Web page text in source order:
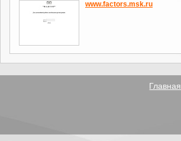
www.factors.msk.ru
Главная